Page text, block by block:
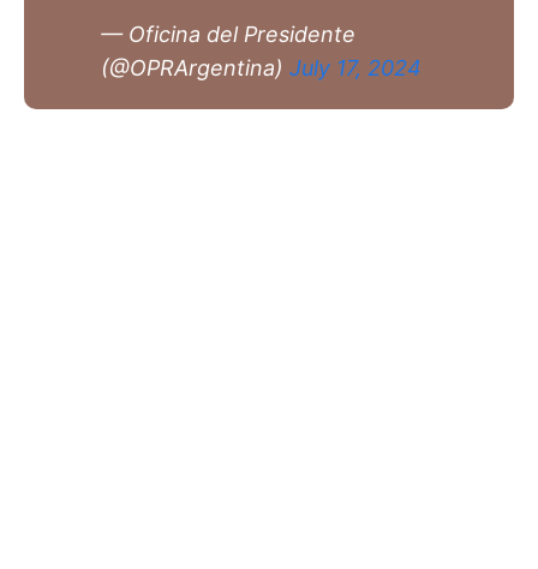
— Oficina del Presidente
(@OPRArgentina) July 17, 2024